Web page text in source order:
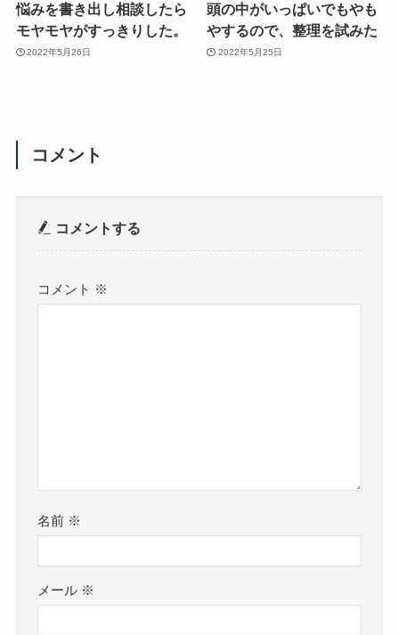
悩みを書き出し相談したら
モヤモヤがすっきりした。
2022年5月26日
頭の中がいっぱいでもやも
やするので、整理を試みた
2022年5月25日
コメント
コメントする
コメント ※
名前 ※
メール ※